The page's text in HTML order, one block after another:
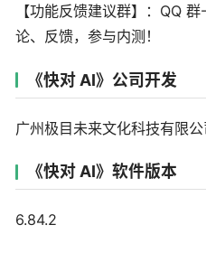
【功能反馈建议群】：QQ
论、反馈，参与内测！
《快对 AI》公司开发
广州极目未来文化科技有限公
《快对 AI》软件版本
6.84.2